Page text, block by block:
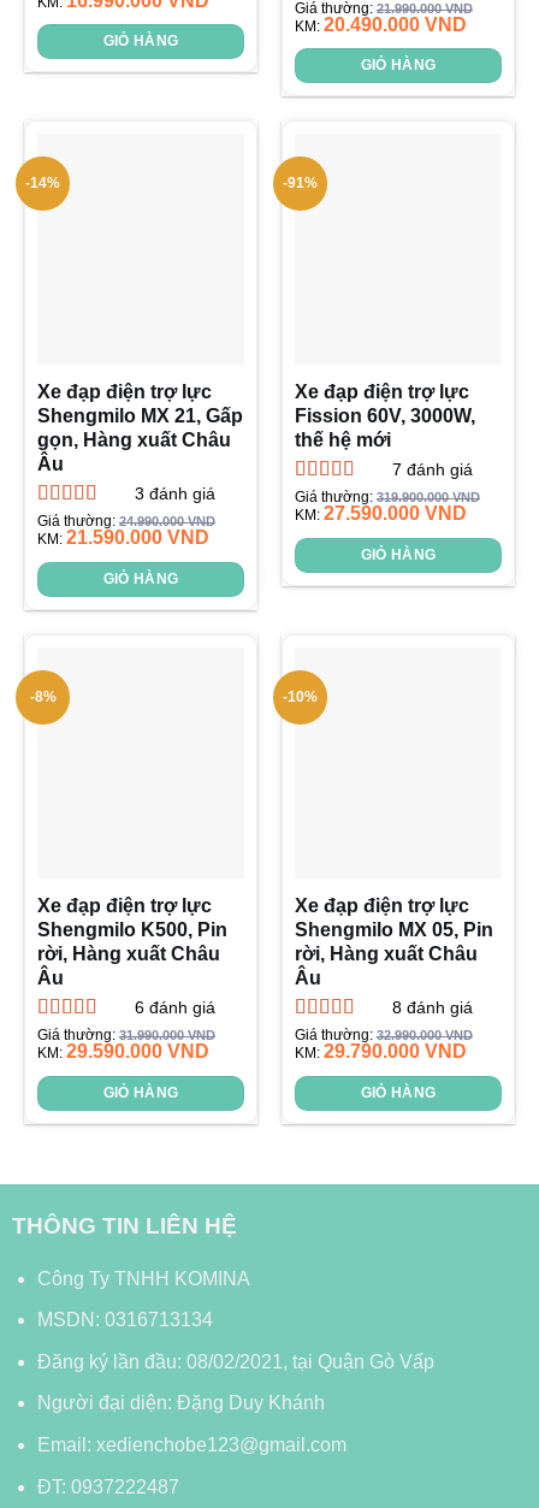
hạng
5
sao
GIỎ HÀNG
Được xếp
hạng5.005
sao
Giá thường:21.990.000VND
KM: 20.490.000 VND
GIỎ HÀNG
-14%
Xe đạp điện trợ lực
Shengmilo MX 21, Gấp
gọn, Hàng xuất Châu
Âu
Được xếp
hạng5.005
sao
3 đánh giá
Giá thường:24.990.000VND
KM: 21.590.000 VND
GIỎ HÀNG
-91%
Xe đạp điện trợ lực
Fission 60V, 3000W,
thế hệ mới
Được xếp
hạng5.005
sao
7 đánh giá
Giá thường:319.900.000VND
KM: 27.590.000 VND
GIỎ HÀNG
-8%
Xe đạp điện trợ lực
Shengmilo K500, Pin
rời, Hàng xuất Châu
Âu
Được xếp
hạng5.005
sao
6đánh giá
Giá thường:31.990.000VND
KM: 29.590.000 VND
GIỎ HÀNG
-10%
Xe đạp điện trợ lực
Shengmilo MX 05, Pin
rời, Hàng xuất Châu
Âu
Được xếp
hạng5.005
sao
8đánh giá
Giá thường:32.990.000VND
KM: 29.790.000 VND
GIỎ HÀNG
THÔNG TIN LIÊN HỆ
Công Ty TNHH KOMINA
MSDN: 0316713134
Đăng ký lần đầu: 08/02/2021, tại Quận Gò Vấp
Người đại diện: Đặng Duy Khánh
Email: xedienchobe123@gmail.com
ĐT: 0937222487